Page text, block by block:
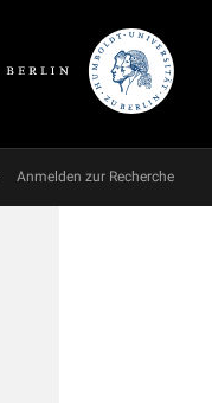
Anmelden zur Recherche